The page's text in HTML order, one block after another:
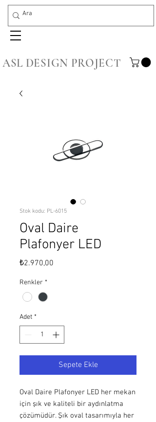
ASL DESIGN PROJECT
Stok kodu: PL-6015
Oval Daire
Plafonyer LED
₺2.970,00
Renkler *
Adet *
Sepete Ekle
Oval Daire Plafonyer LED her mekan
için şık ve kaliteli bir aydınlatma
çözümüdür. Şık oval tasarımıyla her